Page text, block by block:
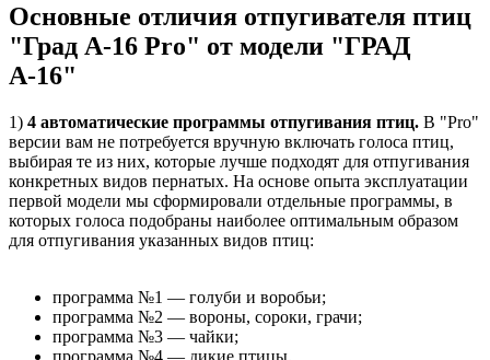
Основные отличия отпугивателя птиц
"Град А-16 Pro" от модели "ГРАД
А-16"
1) 4 автоматические программы отпугивания птиц. В "Pro"
версии вам не потребуется вручную включать голоса птиц,
выбирая те из них, которые лучше подходят для отпугивания
конкретных видов пернатых. На основе опыта эксплуатации
первой модели мы сформировали отдельные программы, в
которых голоса подобраны наиболее оптимальным образом
для отпугивания указанных видов птиц:
программа №1 — голуби и воробьи;
программа №2 — вороны, сороки, грачи;
программа №3 — чайки;
программа №4 — дикие птицы.